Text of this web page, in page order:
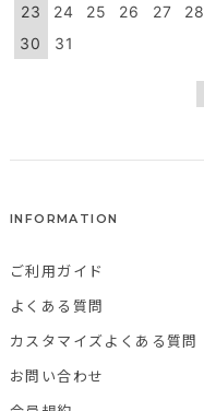
23
24 25 26 27 28
30
31
INFORMATION
ご利用ガイド
よくある質問
カスタマイズよくある質問
お問い合わせ